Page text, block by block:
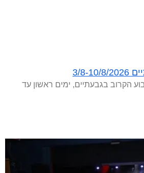
הקרוב בגבעתיים, ימים ראשון עד